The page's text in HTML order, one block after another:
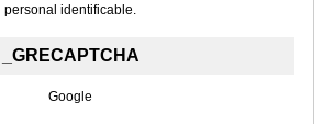
personal identificable.
_GRECAPTCHA
Google